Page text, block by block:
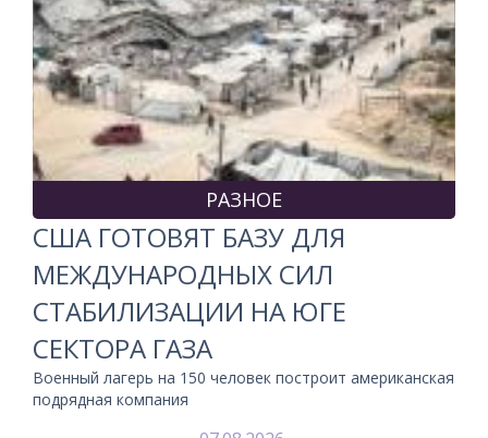
РАЗНОЕ
США ГОТОВЯТ БАЗУ ДЛЯ
МЕЖДУНАРОДНЫХ СИЛ
СТАБИЛИЗАЦИИ НА ЮГЕ
СЕКТОРА ГАЗА
Военный лагерь на 150 человек построит американская
подрядная компания